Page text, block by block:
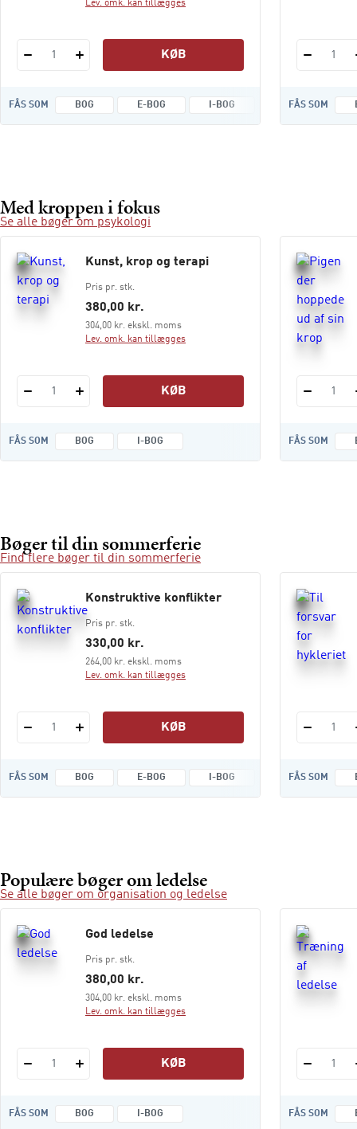
Lev. omk. kan tillægges
1 KØB
FÅS SOM BOG E-BOG I-BOG
1
FÅS SOM
Med kroppen i fokus
Se alle bøger om psykologi
Kunst, krop og terapi
Pris pr. stk.
380,00 kr.
304,00 kr. ekskl. moms
Lev. omk. kan tillægges
1 KØB
FÅS SOM BOG I-BOG
1
FÅS SOM
Bøger til din sommerferie
Find flere bøger til din sommerferie
Konstruktive konflikter
Pris pr. stk.
330,00 kr.
264,00 kr. ekskl. moms
Lev. omk. kan tillægges
1 KØB
FÅS SOM BOG E-BOG I-BOG
1
FÅS SOM
Populære bøger om ledelse
Se alle bøger om organisation og ledelse
God ledelse
Pris pr. stk.
380,00 kr.
304,00 kr. ekskl. moms
Lev. omk. kan tillægges
1 KØB
FÅS SOM BOG I-BOG
1
FÅS SOM